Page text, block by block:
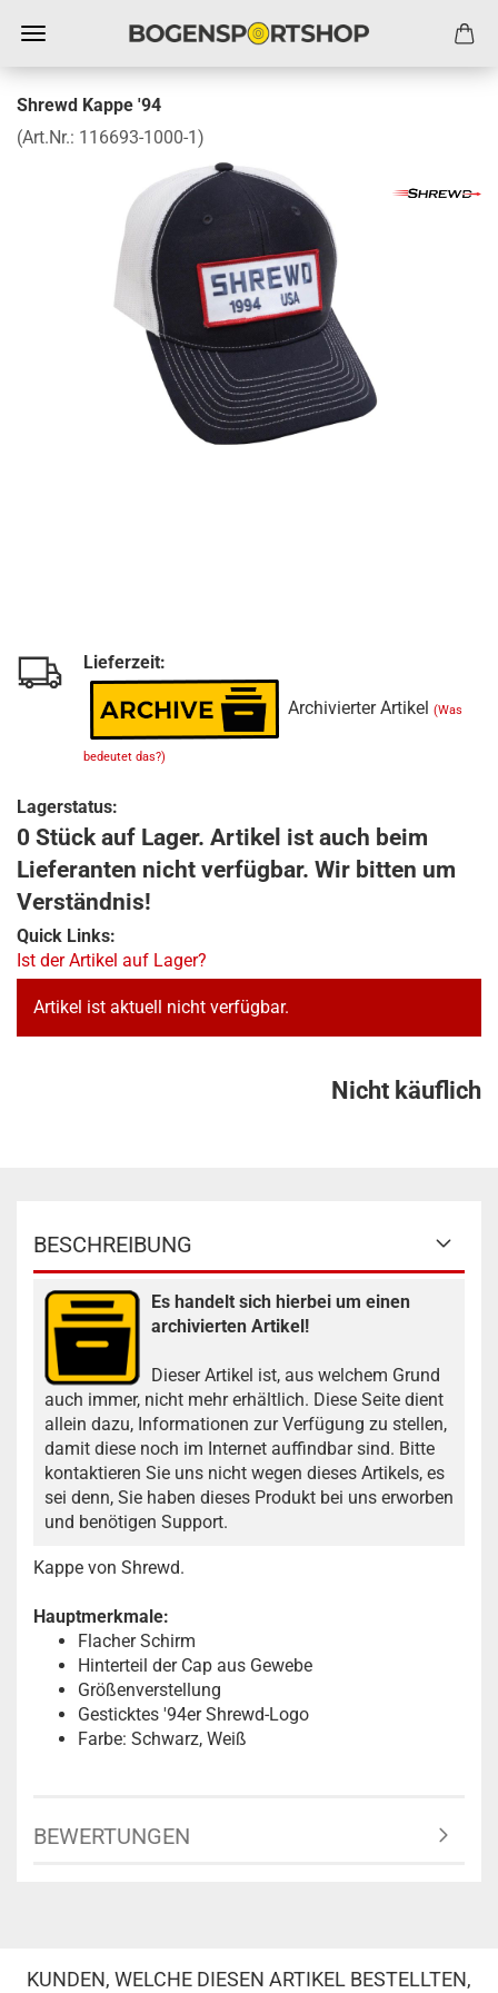
Shrewd Kappe '94
(Art.Nr.: 116693-1000-1)
Lieferzeit:
Archivierter Artikel (Was
bedeutet das?)
Lagerstatus:
0 Stück auf Lager. Artikel ist auch beim
Lieferanten nicht verfügbar. Wir bitten um
Verständnis!
Quick Links:
Ist der Artikel auf Lager?
Artikel ist aktuell nicht verfügbar.
Nicht käuflich
BESCHREIBUNG
Es handelt sich hierbei um einen
archivierten Artikel!
Dieser Artikel ist, aus welchem Grund
auch immer, nicht mehr erhältlich. Diese Seite dient
allein dazu, Informationen zur Verfügung zu stellen,
damit diese noch im Internet auffindbar sind. Bitte
kontaktieren Sie uns nicht wegen dieses Artikels, es
sei denn, Sie haben dieses Produkt bei uns erworben
und benötigen Support.
Kappe von Shrewd.
Hauptmerkmale:
Flacher Schirm
Hinterteil der Cap aus Gewebe
Größenverstellung
Gesticktes '94er Shrewd-Logo
Farbe: Schwarz, Weiß
BEWERTUNGEN
KUNDEN, WELCHE DIESEN ARTIKEL BESTELLTEN,